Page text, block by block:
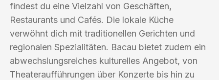
findest du eine Vielzahl von Geschäften,
Restaurants und Cafés. Die lokale Küche
verwöhnt dich mit traditionellen Gerichten und
regionalen Spezialitäten. Bacau bietet zudem ein
abwechslungsreiches kulturelles Angebot, von
Theateraufführungen über Konzerte bis hin zu